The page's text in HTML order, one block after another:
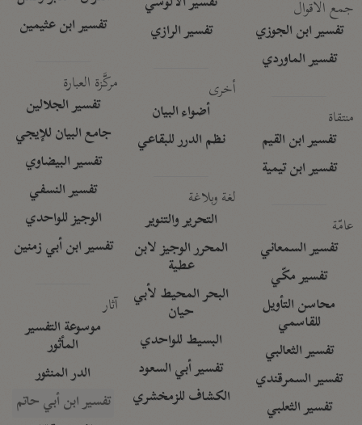
جمع الأقوال
تفسير ابن الجوزي
تفسير الماوردي
منتقاة
تفسير ابن القيم
تفسير ابن تيمية
عامّة
تفسير السمعاني
تفسير مكّي
محاسن التأويل
للقاسمي
تفسير الثعالبي
تفسير السمرقندي
تفسير الثعلبي
تفسير الرازي
أخرى
أضواء البيان
نظم الدرر للبقاعي
لغة وبلاغة
التحرير والتنوير
المحرر الوجيز لابن
عطية
البحر المحيط لأبي
حيان
البسيط للواحدي
تفسير أبي السعود
الكشاف للزمخشري
تفسير ابن عثيمين
مركَّزة العبارة
تفسير الجلالين
جامع البيان للإيجي
تفسير البيضاوي
تفسير النسفي
الوجيز للواحدي
تفسير ابن أبي زمنين
آثار
موسوعة التفسير
المأثور
الدر المنثور
تفسير ابن أبي حاتم